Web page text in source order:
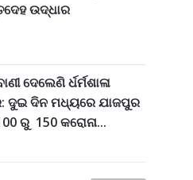
ଉଦ୍ଧାର
ଦେଲେଣି ର୍ଧର୍ମଶାଳା
ଦୁଇ ଦିନ ମଧ୍ୟରେ ଯାଜପୁର
ରୁ 150 କରୋନା...